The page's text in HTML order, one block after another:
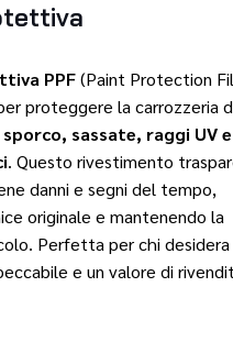
PPF(Paint Protection
proteggere la carrozzeria
sassate, raggi UV e
. Questo rivestimento
danni e segni del tempo,
originale e mantenendo la
Perfetta per chi desidera
e un valore di